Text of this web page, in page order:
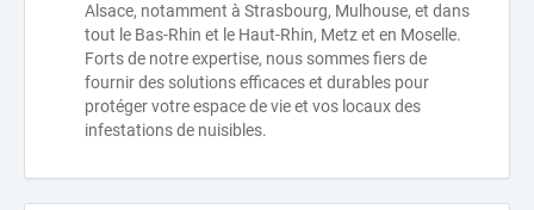
Alsace, notamment à Strasbourg, Mulhouse, et dans
tout le Bas-Rhin et le Haut-Rhin, Metz et en Moselle.
Forts de notre expertise, nous sommes fiers de
fournir des solutions efficaces et durables pour
protéger votre espace de vie et vos locaux des
infestations de nuisibles.